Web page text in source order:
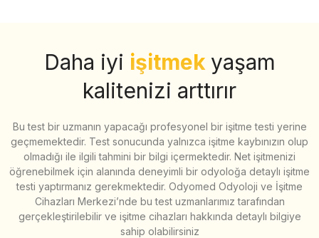
Daha iyi işitmek yaşam
kalitenizi arttırır
Bu test bir uzmanın yapacağı profesyonel bir işitme testi yerine
geçmemektedir. Test sonucunda yalnızca işitme kaybınızın olup
olmadığı ile ilgili tahmini bir bilgi içermektedir. Net işitmenizi
öğrenebilmek için alanında deneyimli bir odyoloğa detaylı işitme
testi yaptırmanız gerekmektedir. Odyomed Odyoloji ve İşitme
Cihazları Merkezi’nde bu test uzmanlarımız tarafından
gerçekleştirilebilir ve işitme cihazları hakkında detaylı bilgiye
sahip olabilirsiniz